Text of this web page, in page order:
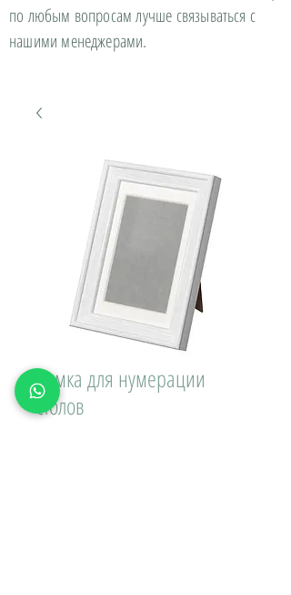
по любым вопросам лучше связываться с
нашими менеджерами.
Рамка для нумерации
столов